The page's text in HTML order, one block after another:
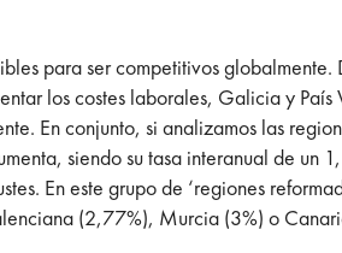
para ser competitivos globalmente.
los costes laborales, Galicia y País
En conjunto, si analizamos las
siendo su tasa interanual de un
En este grupo de ‘regiones
(2,77%), Murcia (3%) o